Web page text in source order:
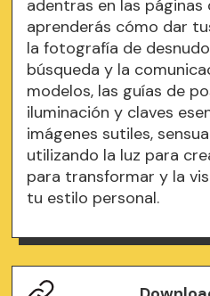
adentras en las páginas
aprenderás cómo dar
la fotografía de
búsqueda y la
modelos, las guías de
iluminación y claves
imágenes sutiles,
utilizando la luz para
para transformar y la
tu estilo personal.